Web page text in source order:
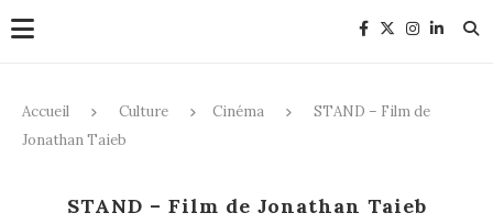
Accueil Culture Cinéma
STAND – Film de
Jonathan Taieb
STAND – Film de Jonathan Taieb